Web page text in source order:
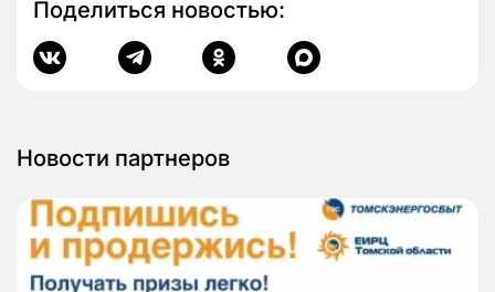
Поделиться новостью:
Новости партнеров